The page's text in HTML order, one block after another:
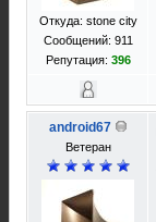
Откуда: stone city
Сообщений: 911
Репутация: 396
android67
Ветеран